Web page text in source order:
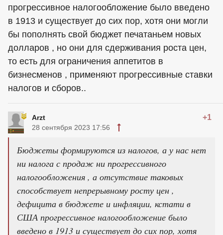
прогрессивное налогообложение было введено
в 1913 и существует до сих пор, хотя они могли
бы пополнять свой бюджет печатаньем новых
долларов , но они для сдерживания роста цен,
то есть для ограничения аппетитов в
бизнесменов , применяют прогрессивные ставки
налогов и сборов..
Arzt +1
28 сентября 2023 17:56
Бюджеты формируются из налогов, а у нас нет
ни налога с продаж ни прогрессивного
налогообложения , а отсутствие таковых
способствует непрерывному росту цен ,
дефицита в бюджете и инфляции, кстати в
США прогрессивное налогообложение было
введено в 1913 и существует до сих пор, хотя